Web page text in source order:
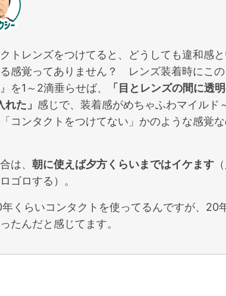
トレンズをつけてると、どうしても違和感
感覚ってありません？ レンズ装着時にこの
を1～2滴垂らせば、
「目とレンズの間に透
た」 感じで、装着感がめちゃふわマイル
コンタクトをつけてない」かのような感覚
は、 朝に使えば夕方くらいまではイケます
ゴロする）。
くらいコンタクトを使ってるんですが、20
たんだと感じてます。